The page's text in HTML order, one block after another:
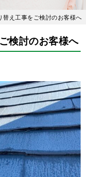
替え工事をご検討のお客様へ
検討のお客様へ